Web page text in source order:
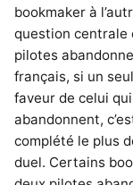
bookmaker à
question centrale
pilotes
français, si un
faveur de celui
abandonnent,
complété le plus
duel. Certains